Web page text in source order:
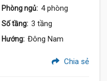
Phòng ngủ: 4 phòng
Số tầng: 3 tầng
Hướng: Đông Nam
Chia sẻ